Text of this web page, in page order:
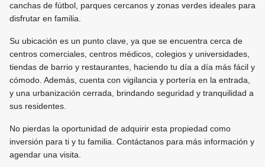
canchas de fútbol, parques cercanos y zonas verdes ideales para
disfrutar en familia.
Su ubicación es un punto clave, ya que se encuentra cerca de
centros comerciales, centros médicos, colegios y universidades,
tiendas de barrio y restaurantes, haciendo tu día a día más fácil y
cómodo. Además, cuenta con vigilancia y portería en la entrada,
y una urbanización cerrada, brindando seguridad y tranquilidad a
sus residentes.
No pierdas la oportunidad de adquirir esta propiedad como
inversión para ti y tu familia. Contáctanos para más información y
agendar una visita.